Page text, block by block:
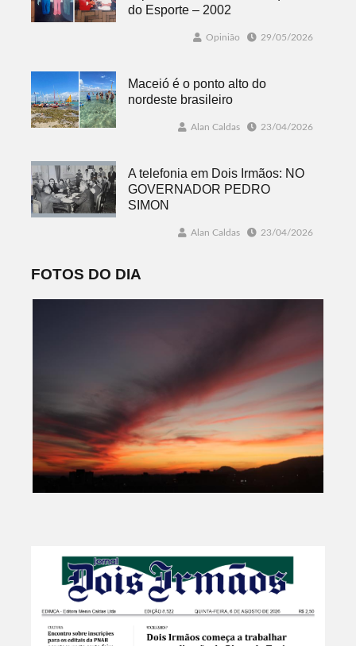
do Esporte – 2002
Opinião 29/05/2026
Maceió é o ponto alto do
nordeste brasileiro
Alan Caldas 23/04/2026
A telefonia em Dois Irmãos: NO
GOVERNADOR PEDRO
SIMON
Alan Caldas 23/04/2026
FOTOS DO DIA